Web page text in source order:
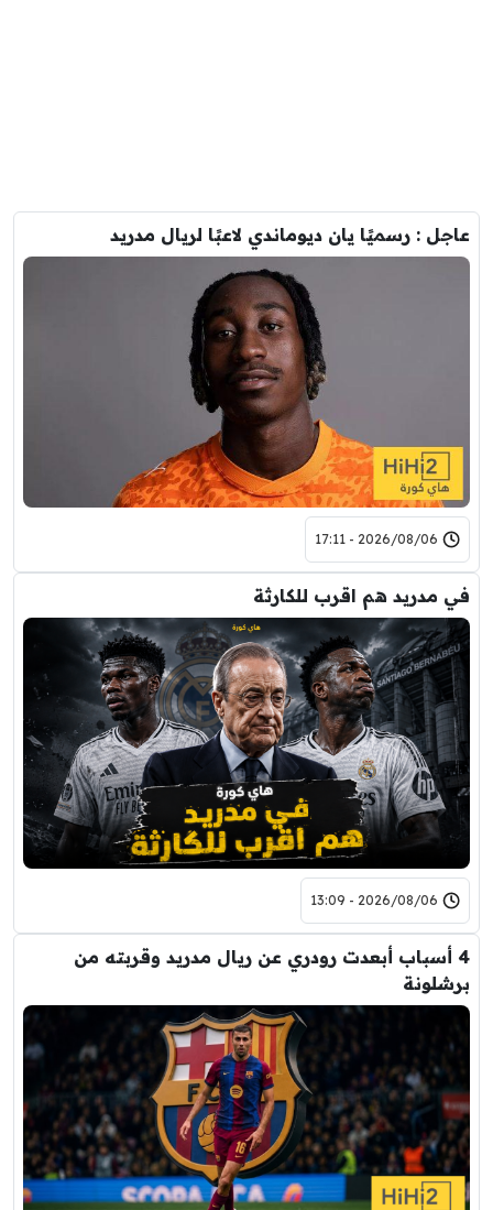
عاجل : رسميًا يان ديوماندي لاعبًا لريال مدريد
2026/08/06 - 17:11
في مدريد هم اقرب للكارثة
2026/08/06 - 13:09
4 أسباب أبعدت رودري عن ريال مدريد وقربته من
برشلونة